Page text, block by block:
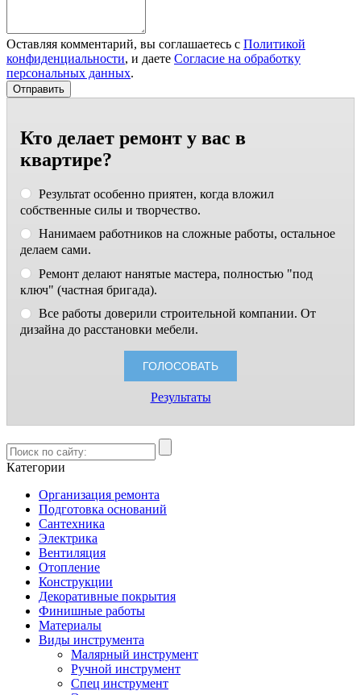
Оставляя комментарий, вы соглашаетесь с Политикой
конфиденциальности, и даете Согласие на обработку
персональных данных.
Кто делает ремонт у вас в
квартире?
Результат особенно приятен, когда вложил
собственные силы и творчество.
Нанимаем работников на сложные работы, остальное
делаем сами.
Ремонт делают нанятые мастера, полностью "под
ключ" (частная бригада).
Все работы доверили строительной компании. От
дизайна до расстановки мебели.
Результаты
Категории
Организация ремонта
Подготовка оснований
Сантехника
Электрика
Вентиляция
Отопление
Конструкции
Декоративные покрытия
Финишные работы
Материалы
Виды инструмента
Малярный инструмент
Ручной инструмент
Спец инструмент